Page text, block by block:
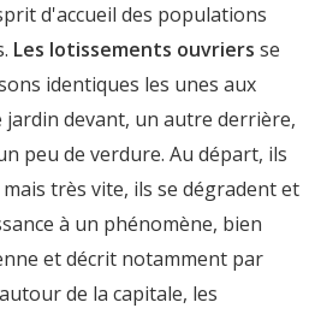
d'accueil des populations
Les lotissements ouvriers se
identiques les unes aux
devant, un autre derrière,
peu de verdure. Au départ, ils
très vite, ils se dégradent et
à un phénomène, bien
et décrit notamment par
de la capitale, les